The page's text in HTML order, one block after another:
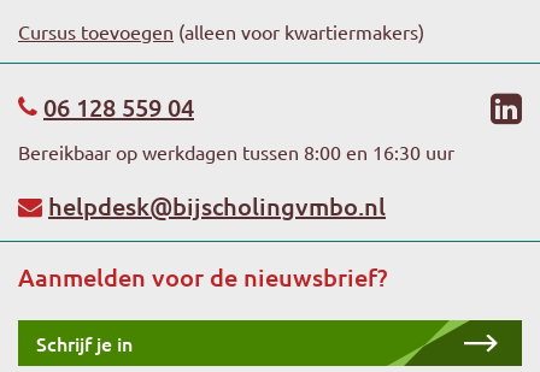
Cursus toevoegen (alleen voor kwartiermakers)
06 128 559 04
Bereikbaar op werkdagen tussen 8:00 en 16:30 uur
helpdesk@bijscholingvmbo.nl
Aanmelden voor de nieuwsbrief?
Schrijf je in